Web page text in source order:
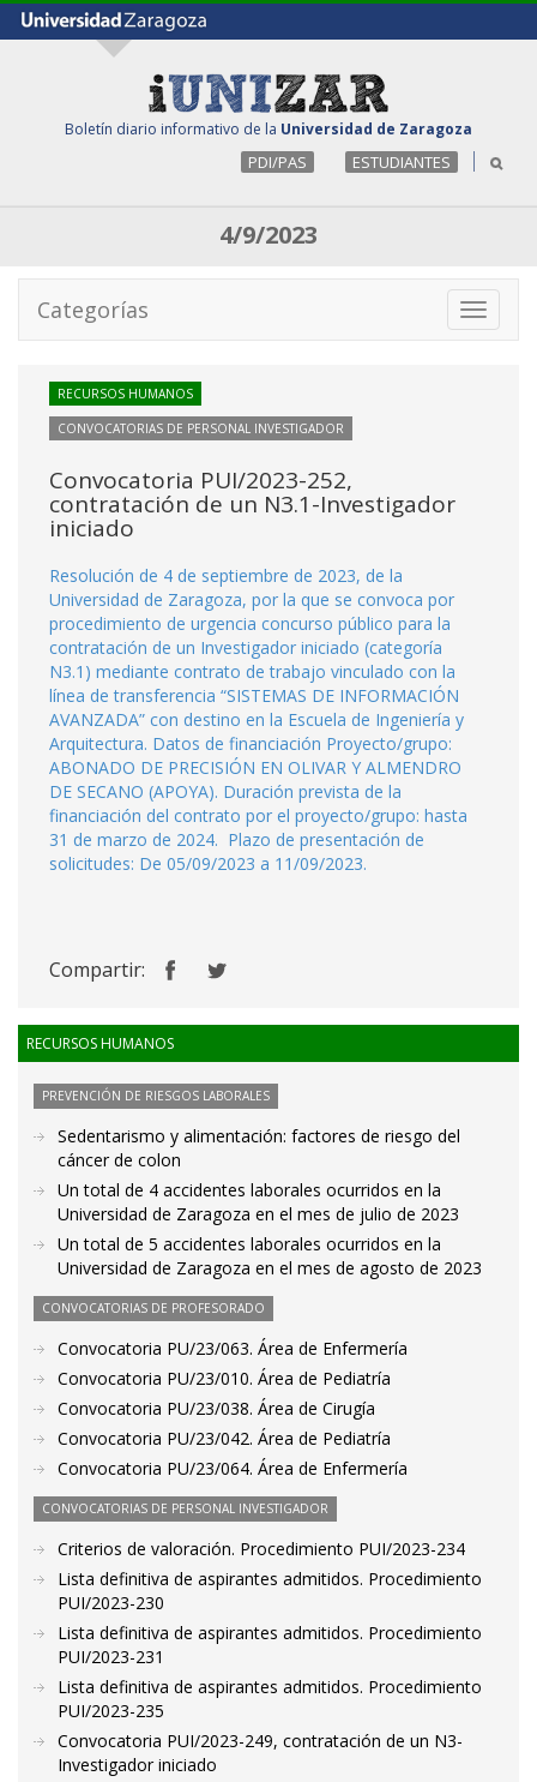
Boletín diario informativo de la Universidad de Zaragoza
PDI/PAS ESTUDIANTES
4/9/2023
Toggle
Categorías
RECURSOS HUMANOS
CONVOCATORIAS DE PERSONAL INVESTIGADOR
Convocatoria PUI/2023-252,
contratación de un N3.1-Investigador
iniciado
Resolución de 4 de septiembre de 2023, de la
Universidad de Zaragoza, por la que se convoca por
procedimiento de urgencia concurso público para la
contratación de un Investigador iniciado (categoría
N3.1) mediante contrato de trabajo vinculado con la
línea de transferencia “SISTEMAS DE INFORMACIÓN
AVANZADA” con destino en la Escuela de Ingeniería y
Arquitectura. Datos de financiación Proyecto/grupo:
ABONADO DE PRECISIÓN EN OLIVAR Y ALMENDRO
DE SECANO (APOYA). Duración prevista de la
financiación del contrato por el proyecto/grupo: hasta
31 de marzo de 2024. Plazo de presentación de
solicitudes: De 05/09/2023 a 11/09/2023.
Compartir:
RECURSOS HUMANOS
PREVENCIÓN DE RIESGOS LABORALES
Sedentarismo y alimentación: factores de riesgo del
cáncer de colon
Un total de 4 accidentes laborales ocurridos en la
Universidad de Zaragoza en el mes de julio de 2023
Un total de 5 accidentes laborales ocurridos en la
Universidad de Zaragoza en el mes de agosto de 2023
CONVOCATORIAS DE PROFESORADO
Convocatoria PU/23/063. Área de Enfermería
Convocatoria PU/23/010. Área de Pediatría
Convocatoria PU/23/038. Área de Cirugía
Convocatoria PU/23/042. Área de Pediatría
Convocatoria PU/23/064. Área de Enfermería
CONVOCATORIAS DE PERSONAL INVESTIGADOR
Criterios de valoración. Procedimiento PUI/2023-234
Lista definitiva de aspirantes admitidos. Procedimiento
PUI/2023-230
Lista definitiva de aspirantes admitidos. Procedimiento
PUI/2023-231
Lista definitiva de aspirantes admitidos. Procedimiento
PUI/2023-235
Convocatoria PUI/2023-249, contratación de un N3-
Investigador iniciado